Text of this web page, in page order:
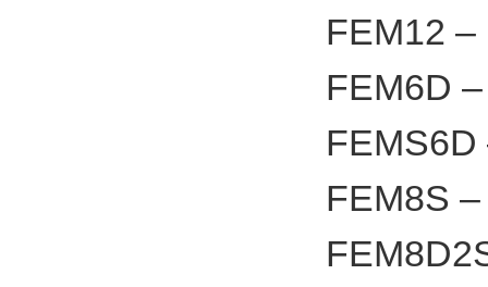
FEM12
FEM6D
FEM8S